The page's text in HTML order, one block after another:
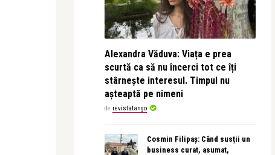
Alexandra Văduva: Viața e prea
scurtă ca să nu încerci tot ce îți
stârnește interesul. Timpul nu
așteaptă pe nimeni
de revistatango
Cosmin Filipaș: Când susții un
business curat, asumat,